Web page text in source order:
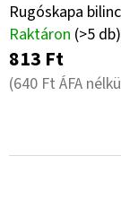
Rugóskapa
Raktáron (>5 db)
813 Ft
(640 Ft ÁFA